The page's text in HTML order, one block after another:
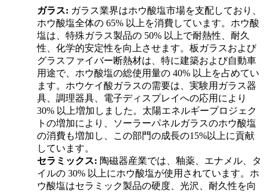
ガラス: ガラス業界はホウ酸塩市場を支配しており、
ホウ酸塩全体の 65% 以上を消費しています。ホウ酸
塩は、特殊ガラス製品の 50% 以上で耐熱性、耐久
性、化学的安定性を向上させます。板ガラスおよび
グラスファイバー断熱材は、特に建築および自動車
用途で、ホウ酸塩の総使用量の 40% 以上を占めてい
ます。ホウケイ酸ガラスの需要は、実験用ガラス器
具、調理器具、電子ディスプレイへの応用により
30% 以上増加しました。太陽エネルギープロジェク
トの増加により、ソーラーパネルガラスのホウ酸塩
の消費も増加し、この部門の成長の15%以上に貢献
しています。
セラミックス: 陶磁器産業では、釉薬、エナメル、タ
イルの 30% 以上にホウ酸塩が使用されています。ホ
ウ酸塩はセラミック製品の硬度、光沢、耐久性を向